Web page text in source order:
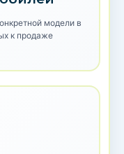
модели в
к продаже